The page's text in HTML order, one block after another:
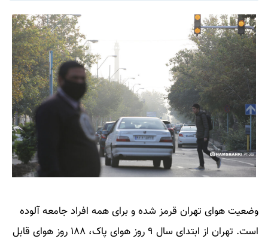
وضعیت هوای تهران قرمز شده و برای همه افراد جامعه آلوده
است. تهران از ابتدای سال ۹ روز هوای پاک، ۱۸۸ روز هوای قابل